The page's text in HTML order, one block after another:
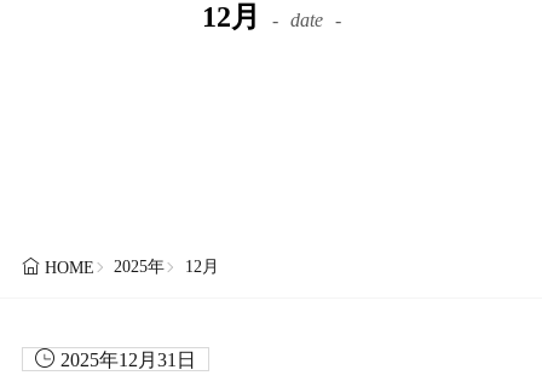
12月 date
HOME 2025年 12月
2025年12月31日